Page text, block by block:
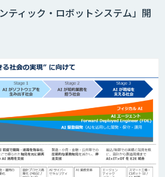
ティック・ロボットシステム」開